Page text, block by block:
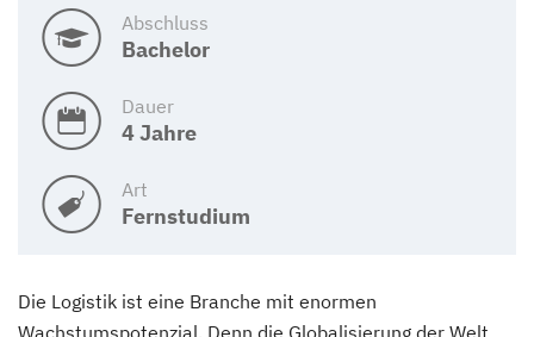
Abschluss
Bachelor
Dauer
4 Jahre
Art
Fernstudium
Die Logistik ist eine Branche mit enormen